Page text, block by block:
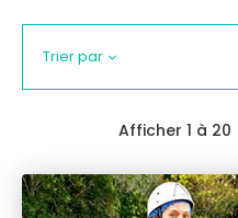
Trier par
Afficher 1 à 20